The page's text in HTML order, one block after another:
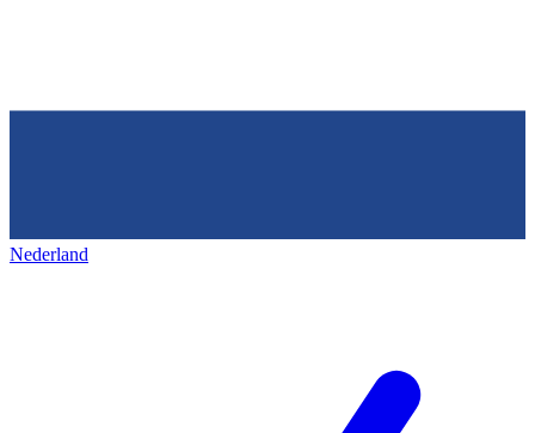
Nederland